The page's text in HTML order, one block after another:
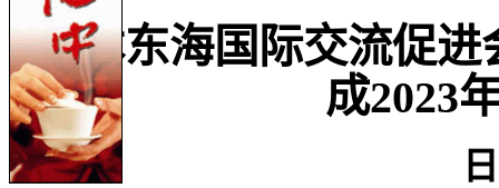
日本东海国际交流促
成2023